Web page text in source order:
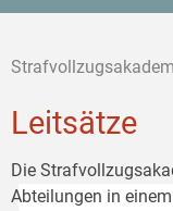
Leitsätze
Die
Abteilungen in